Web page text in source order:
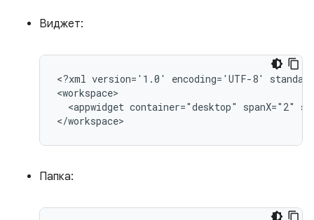
Виджет:
<?xml version='1.0' encoding='UTF-8'
<appwidget container="desktop" spanX="2"
Папка: